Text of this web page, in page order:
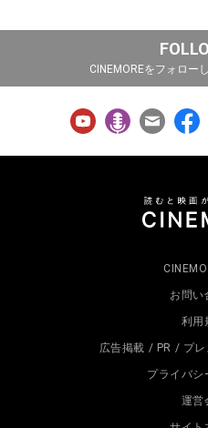
CINEMOREをフォロー
お問い
利用
広告掲載 / PR / プ
プライバシ
運営